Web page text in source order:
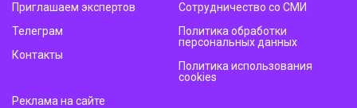
Приглашаем экспертов
Телеграм
Контакты
Сотрудничество со СМИ
Политика обработки
персональных данных
Политика использования
cookies
Реклама на сайте